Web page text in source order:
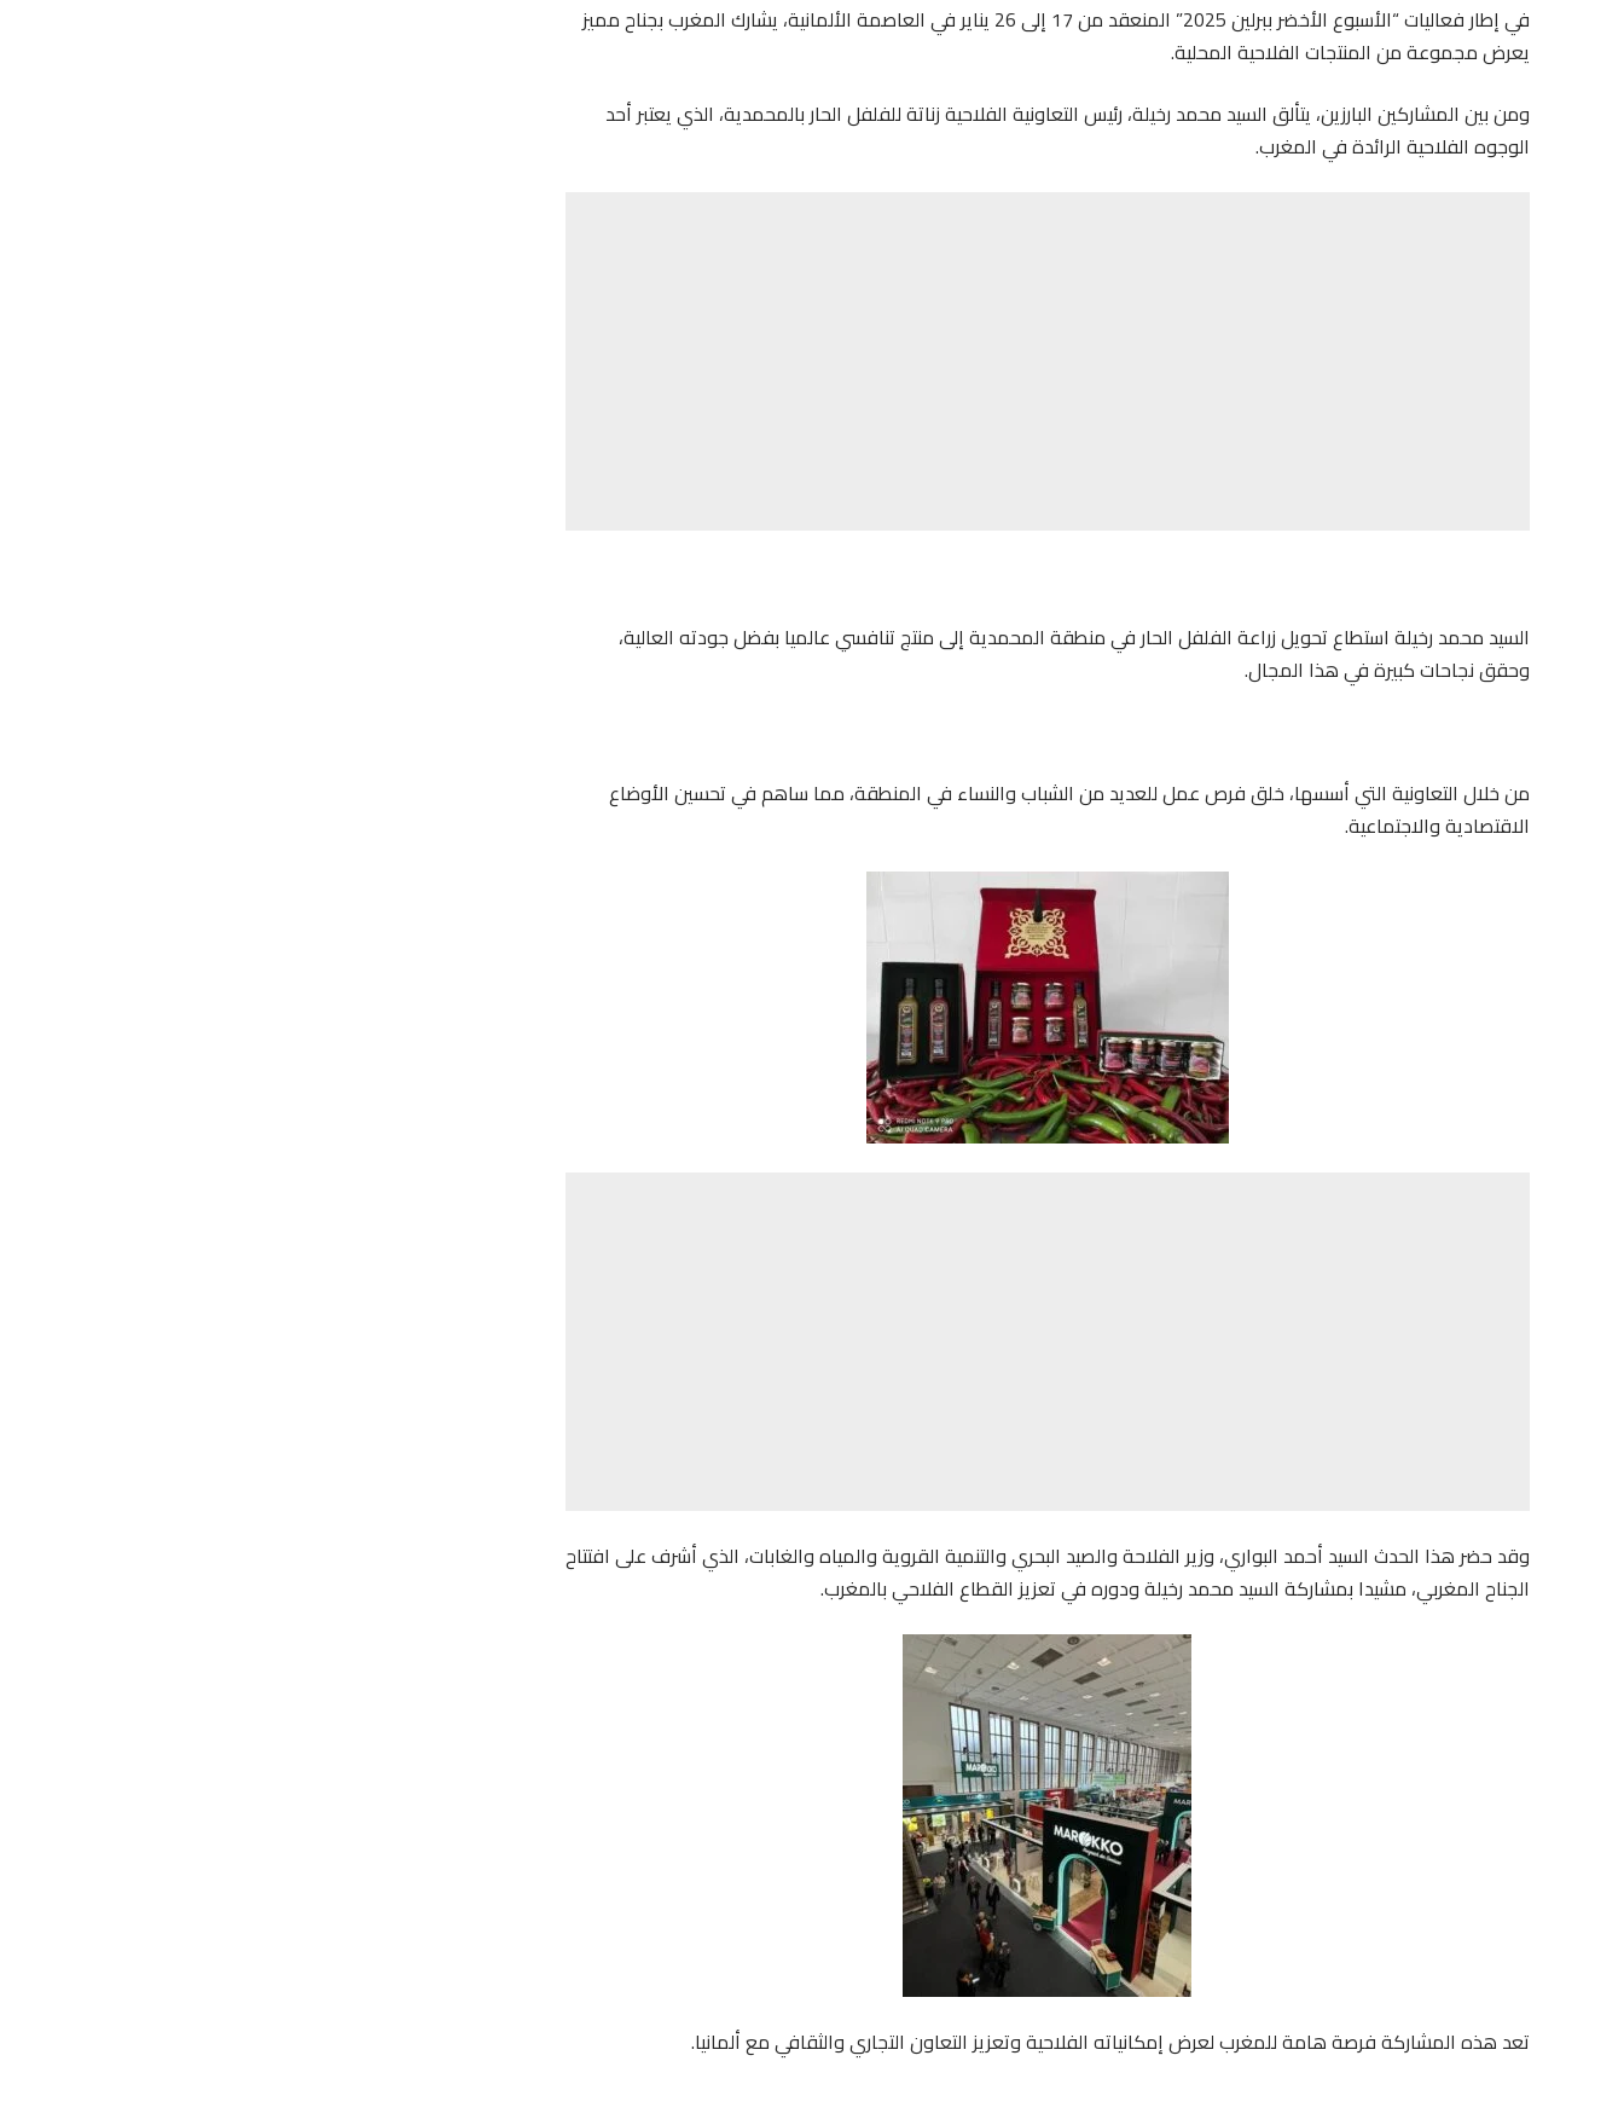
في إطار فعاليات “الأسبوع الأخضر ببرلين 2025” المنعقد من 17 إلى 26 يناير في العاصمة الألمانية، يشارك المغرب بجناح مميز
يعرض مجموعة من المنتجات الفلاحية المحلية.
ومن بين المشاركين البارزين، يتألق السيد محمد رخيلة، رئيس التعاونية الفلاحية زناتة للفلفل الحار بالمحمدية، الذي يعتبر أحد
الوجوه الفلاحية الرائدة في المغرب.
السيد محمد رخيلة استطاع تحويل زراعة الفلفل الحار في منطقة المحمدية إلى منتج تنافسي عالميا بفضل جودته العالية،
وحقق نجاحات كبيرة في هذا المجال.
من خلال التعاونية التي أسسها، خلق فرص عمل للعديد من الشباب والنساء في المنطقة، مما ساهم في تحسين الأوضاع
الاقتصادية والاجتماعية.
وقد حضر هذا الحدث السيد أحمد البواري، وزير الفلاحة والصيد البحري والتنمية القروية والمياه والغابات، الذي أشرف على افتتاح
الجناح المغربي، مشيدا بمشاركة السيد محمد رخيلة ودوره في تعزيز القطاع الفلاحي بالمغرب.
تعد هذه المشاركة فرصة هامة للمغرب لعرض إمكانياته الفلاحية وتعزيز التعاون التجاري والثقافي مع ألمانيا.